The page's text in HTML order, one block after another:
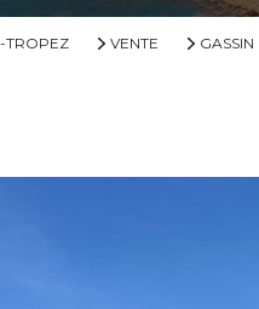
TROPEZ VENTE GASSIN